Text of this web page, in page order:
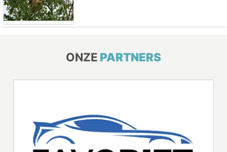
ONZE PARTNERS